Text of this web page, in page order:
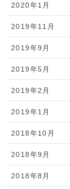
2020年1月
2019年11月
2019年9月
2019年5月
2019年2月
2019年1月
2018年10月
2018年9月
2018年8月